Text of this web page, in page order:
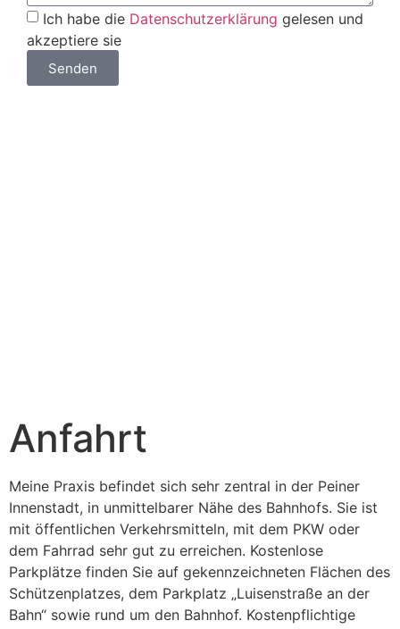
Ich habe die Datenschutzerklärung gelesen und
akzeptiere sie
Senden
Anfahrt
Meine Praxis befindet sich sehr zentral in der Peiner
Innenstadt, in unmittelbarer Nähe des Bahnhofs. Sie ist
mit öffentlichen Verkehrsmitteln, mit dem PKW oder
dem Fahrrad sehr gut zu erreichen. Kostenlose
Parkplätze finden Sie auf gekennzeichneten Flächen des
Schützenplatzes, dem Parkplatz „Luisenstraße an der
Bahn“ sowie rund um den Bahnhof. Kostenpflichtige